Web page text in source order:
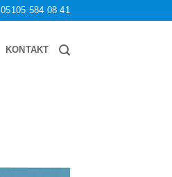
05105 584 08 41
KONTAKT